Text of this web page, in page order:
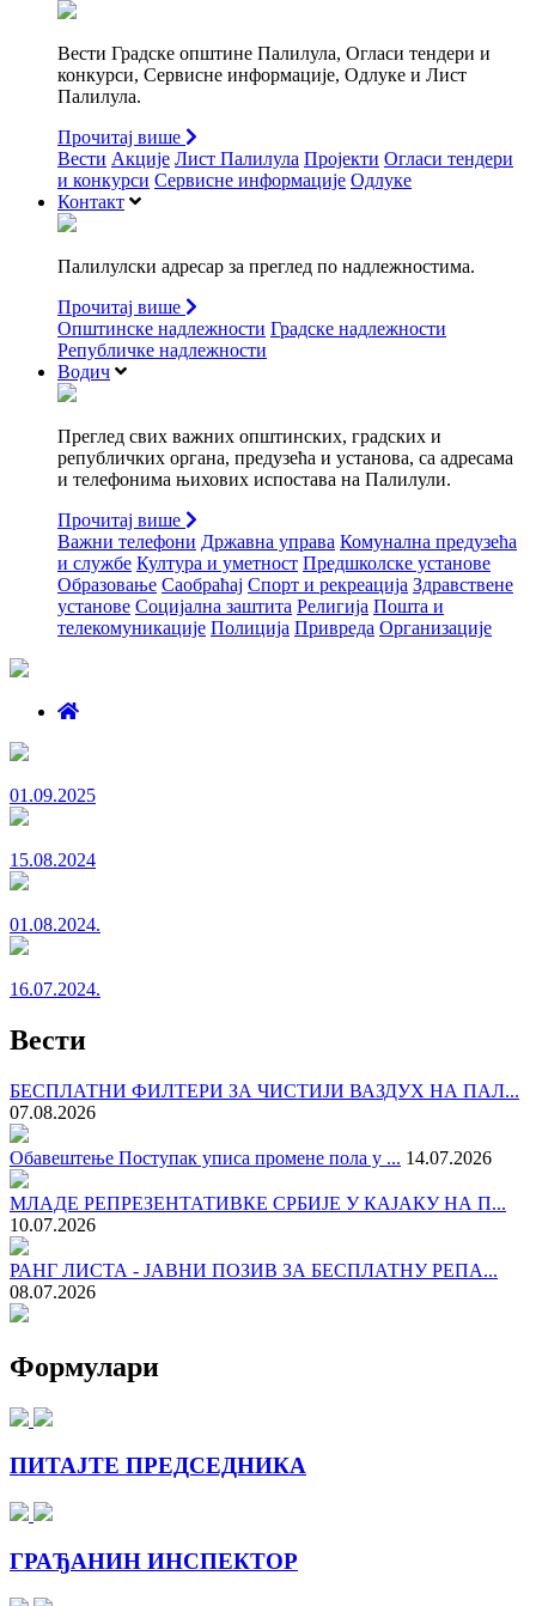
Вести Градске општине Палилула, Огласи тендери и
конкурси, Сервисне информације, Одлуке и Лист
Палилула.
Прочитај више
Вести Акције Лист Палилула Пројекти Огласи тендери
и конкурси Сервисне информације Одлуке
Контакт
Палилулски адресар за преглед по надлежностима.
Прочитај више
Општинске надлежности Градске надлежности
Републичке надлежности
Водич
Преглед свих важних општинских, градских и
републичких органа, предузећа и установа, са адресама
и телефонима њихових испостава на Палилули.
Прочитај више
Важни телефони Државна управа Комунална предузећа
и службе Култура и уметност Предшколске установе
Образовање Саобраћај Спорт и рекреација Здравствене
установе Социјална заштита Религија Пошта и
телекомуникације Полиција Привреда Организације
01.09.2025
15.08.2024
01.08.2024.
16.07.2024.
Вести
БЕСПЛАТНИ ФИЛТЕРИ ЗА ЧИСТИЈИ ВАЗДУХ НА ПАЛ...
07.08.2026
Обавештење Поступак уписа промене пола у ... 14.07.2026
МЛАДЕ РЕПРЕЗЕНТАТИВКЕ СРБИЈЕ У КАЈАКУ НА П...
10.07.2026
РАНГ ЛИСТА - ЈАВНИ ПОЗИВ ЗА БЕСПЛАТНУ РЕПА...
08.07.2026
Формулари
ПИТАЈТЕ ПРЕДСЕДНИКА
ГРАЂАНИН ИНСПЕКТОР